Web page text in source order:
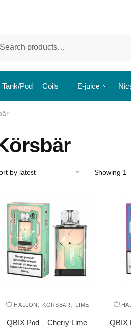
Tank/Pod Coils E-juice
Showing
HALLON, KÖRSBÄR , LIME
QBIX Pod – Cherry Lime
QBIX